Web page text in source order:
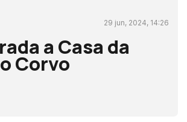
29 jun, 2024, 14:26
a Casa da
Corvo